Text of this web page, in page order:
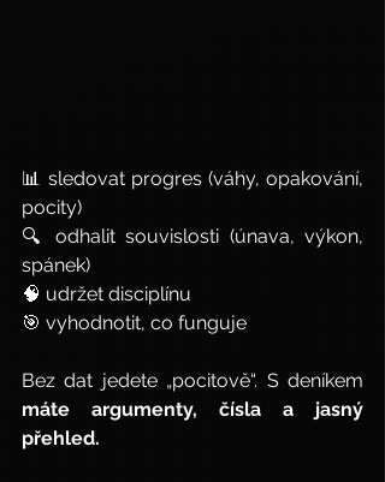
📊 sledovat progres (váhy, opakování,
pocity)
🔍 odhalit souvislosti (únava, výkon,
spánek)
🧠 udržet disciplínu
🎯 vyhodnotit, co funguje
máte argumenty, čísla a jasný
přehled.